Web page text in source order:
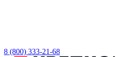
8 (800) 333-21-68